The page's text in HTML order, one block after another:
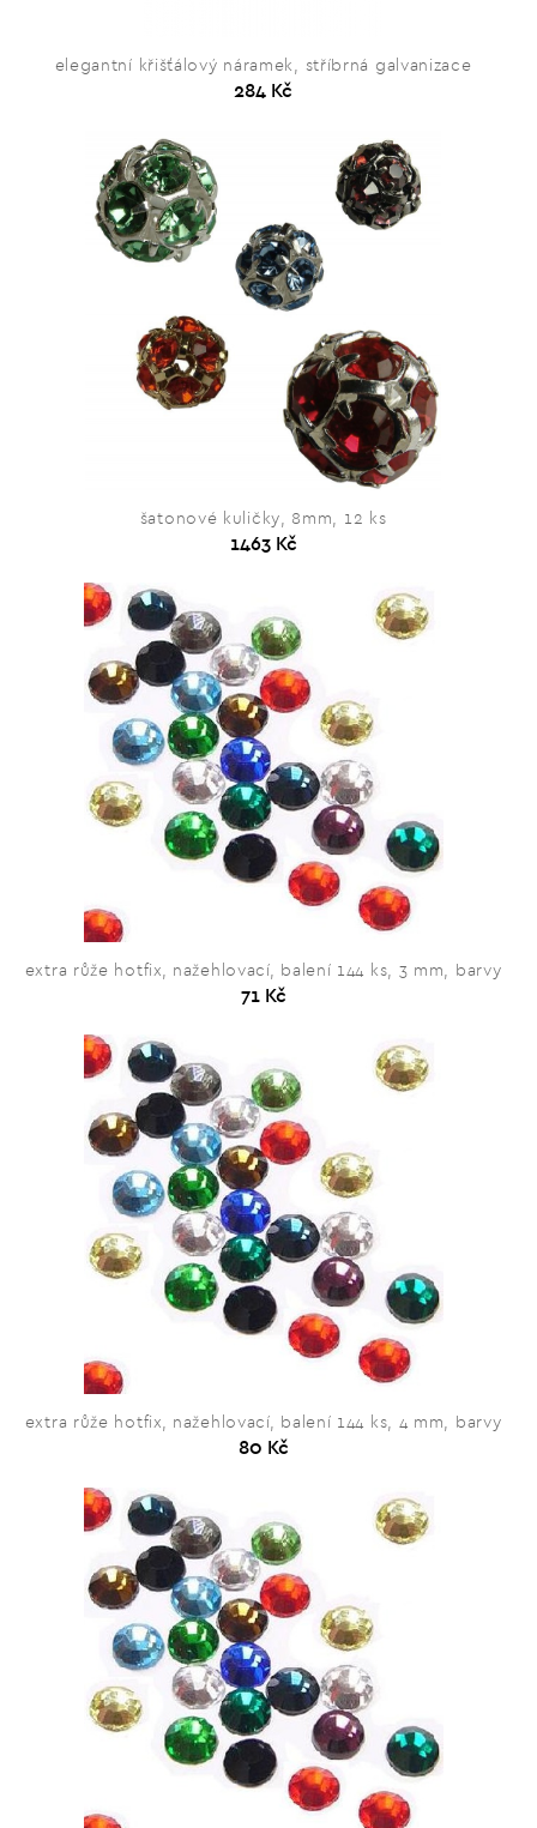
elegantní křišťálový náramek, stříbrná galvanizace
284 Kč
šatonové kuličky, 8mm, 12 ks
1463 Kč
extra růže hotfix, nažehlovací, balení 144 ks, 3 mm, barvy
71 Kč
extra růže hotfix, nažehlovací, balení 144 ks, 4 mm, barvy
80 Kč